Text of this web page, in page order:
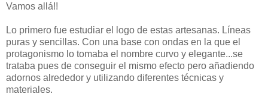
Vamos allá!!
Lo primero fue estudiar el logo de estas artesanas. Líneas
puras y sencillas. Con una base con ondas en la que el
protagonismo lo tomaba el nombre curvo y elegante...se
trataba pues de conseguir el mismo efecto pero añadiendo
adornos alrededor y utilizando diferentes técnicas y
materiales.